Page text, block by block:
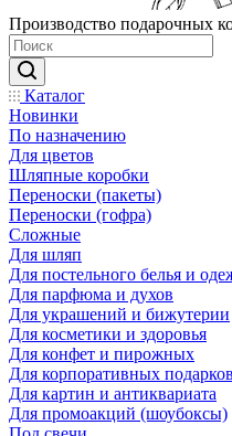
Производство подарочных
Каталог
Новинки
По назначению
Для цветов
Шляпные коробки
Переноски (пакеты)
Переноски (гофра)
Сложные
Для шляп
Для постельного белья и
Для парфюма и духов
Для украшений и бижутерии
Для косметики и здоровья
Для конфет и пирожных
Для корпоративных подарков
Для картин и антиквариата
Для промоакций (шоубоксы)